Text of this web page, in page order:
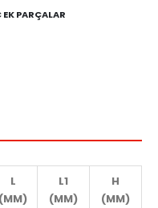
PARÇALAR
L
(MM)
L1
(MM)
H
(MM)